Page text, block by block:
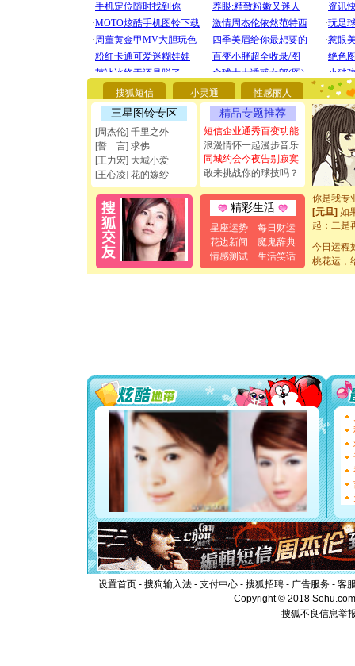
搜狐短信 小灵通 性感丽人
三星图铃专区
[周杰伦] 千里之外
[誓 言] 求佛
[王力宏] 大城小爱
[王心凌] 花的嫁纱
精品专题推荐
短信企业通秀百变功能
浪漫情怀一起漫步音乐
同城约会今夜告别寂寞
敢来挑战你的球技吗？
精彩生活
星座运势
每日财运
花边新闻
魔鬼辞典
情感测试
生活笑话
[圣诞节]
你太多
要平安！
[圣诞节]
能正大光
都要快乐
[圣诞节]
如意,快
[元旦]看
断电。爱
[元旦]如
起；二是
离。水晶
[元旦]当
泣，这痛
你太多，
要平安
[圣诞节]
能正大
都要快乐
[圣诞节]
如意,快
[元旦]
看
断电。
你是我
[元旦]
起；二是
离。水晶
[元旦]当
泣，这痛
卖了。水
[春节] 风
颜！冬去
道一声
今日运程
桃花运，
设置首页 - 搜狗输入法 - 支付中心 - 搜狐招聘 - 广告服务 - 客
Copyright © 2018
搜狐不良信息举